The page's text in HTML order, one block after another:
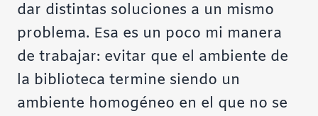
dar distintas soluciones a un mismo
problema. Esa es un poco mi manera
de trabajar: evitar que el ambiente de
la biblioteca termine siendo un
ambiente homogéneo en el que no se